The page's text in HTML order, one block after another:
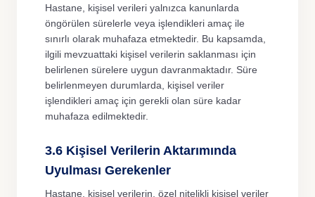
Hastane, kişisel verileri yalnızca kanunlarda
öngörülen sürelerle veya işlendikleri amaç ile
sınırlı olarak muhafaza etmektedir. Bu kapsamda,
ilgili mevzuattaki kişisel verilerin saklanması için
belirlenen sürelere uygun davranmaktadır. Süre
belirlenmeyen durumlarda, kişisel veriler
işlendikleri amaç için gerekli olan süre kadar
muhafaza edilmektedir.
3.6 Kişisel Verilerin Aktarımında
Uyulması Gerekenler
Hastane, kişisel verilerin, özel nitelikli kişisel veriler